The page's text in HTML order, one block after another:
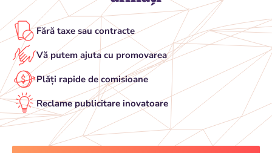
Fără taxe sau contracte
Vă putem ajuta cu promovarea
Plăți rapide de comisioane
Reclame publicitare inovatoare